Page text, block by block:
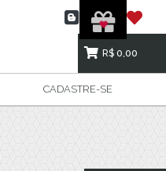
R$ 0,00
CADASTRE-SE